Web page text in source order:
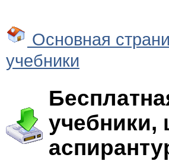
Основная
учебники
учебники,